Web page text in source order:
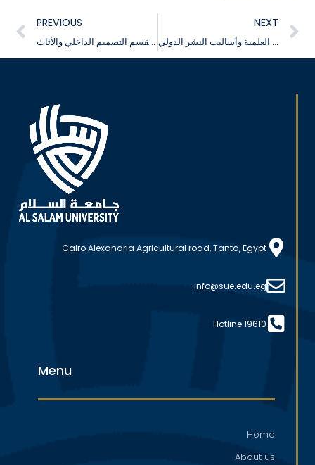
PREVIOUS
فعاليات اللقاء التعريفي بقسم التصميم الداخلي والأثاث
NEXT
فعاليات الدورة التدريبية للكتابة العلمية وأساليب النشر الدولي
Cairo Alexandria Agricultural road, Tanta, Egypt
info@sue.edu.eg
Hotline 19610
Menu
Home
About us